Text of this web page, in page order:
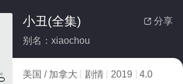
 分享
小丑(全集)
别名：xiaochou
美国 / 加拿大 剧情 2019
4.0